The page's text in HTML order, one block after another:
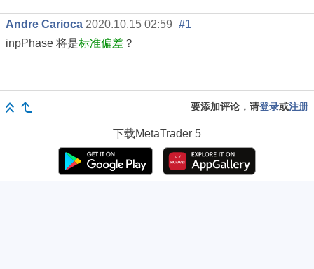
Andre Carioca 2020.10.15 02:59 #1
inpPhase 将是标准偏差 ？
要添加评论，请登录或注册
下载MetaTrader 5